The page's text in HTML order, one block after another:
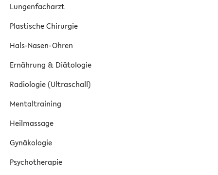
Lungenfacharzt
Plastische Chirurgie
Hals-Nasen-Ohren
Ernährung & Diätologie
Radiologie (Ultraschall)
Mentaltraining
Heilmassage
Gynäkologie
Psychotherapie